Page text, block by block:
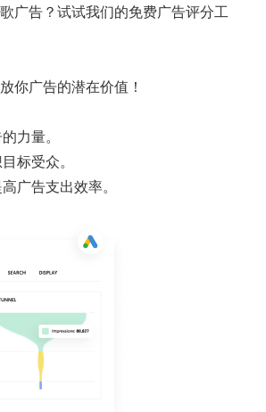
广告？试试我们的免费广告评分工
你广告的潜在价值！
力量。
标受众。
广告支出效率。